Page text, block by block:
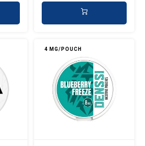
4 MG/POUCH